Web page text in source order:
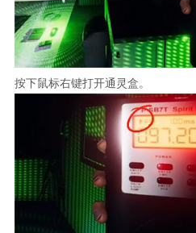
按下鼠标右键打开通灵盒。